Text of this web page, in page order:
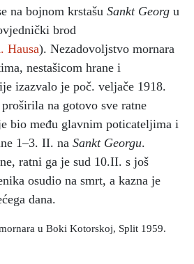
na bojnom krstašu Sankt Georg u
brod
Hausa). Nezadovoljstvo mornara
nestašicom hrane i
izazvalo je poč. veljače 1918.
na gotovo sve ratne
bio među glavnim poticateljima i
1–3. II. na Sankt Georgu.
ratni ga je sud 10.II. s još
osudio na smrt, a kazna je
dana.
u Boki Kotorskoj, Split 1959.